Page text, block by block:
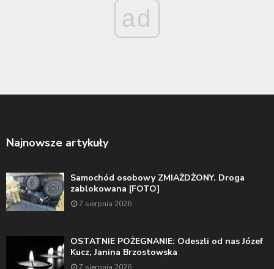
ad
Najnowsze artykuły
Samochód osobowy ZMIAŻDŻONY. Droga
zablokowana [FOTO]
7 sierpnia 2026
OSTATNIE POŻEGNANIE: Odeszli od nas Józef
Kucz, Janina Brzostowska